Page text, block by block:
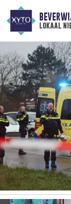
lokaal